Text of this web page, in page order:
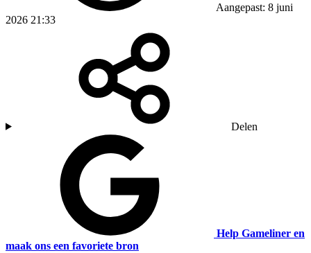
Aangepast: 8 juni
2026 21:33
Delen
Help Gameliner en
maak ons een favoriete bron